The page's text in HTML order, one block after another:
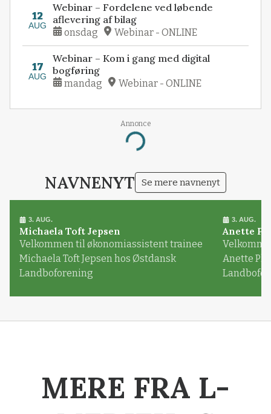
12
AUG
Webinar – Fordelene ved løbende
aflevering af bilag
onsdag Webinar - ONLINE
17
AUG
Webinar – Kom i gang med digital
bogføring
mandag Webinar - ONLINE
Annonce
Loading...
NAVNENYT Se mere navnenyt
3. AUG.
Michaela Toft Jepsen
Velkommen til økonomiassistent trainee
Michaela Toft Jepsen hos Østdansk
Landboforening
3. AUG.
Anette
Anette
MERE FRA L-